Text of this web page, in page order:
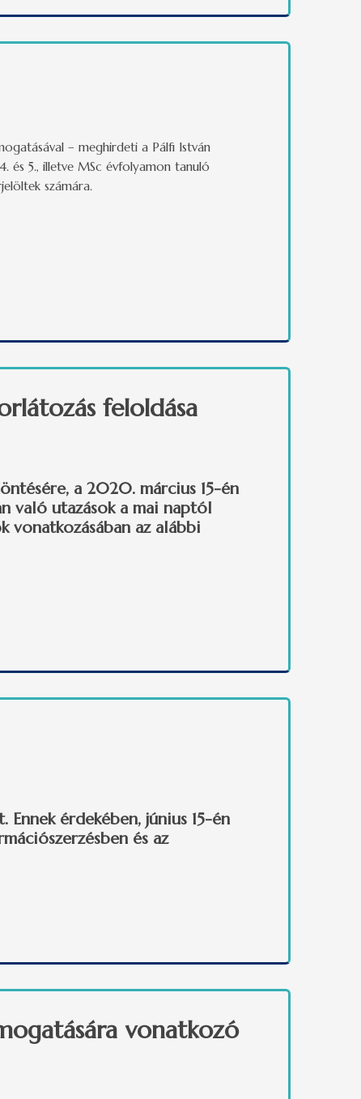
– meghirdeti a Pálfi István
és 5., illetve MSc évfolyamon tanuló
számára.
feloldása
a 2020. március 15-én
való utazások a mai naptól
az alábbi
érdekében, június 15-én
és az
vonatkozó